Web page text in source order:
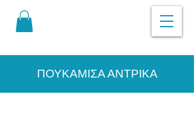
ΠΟΥΚΑΜΙΣΑ ΑΝΤΡΙΚΑ